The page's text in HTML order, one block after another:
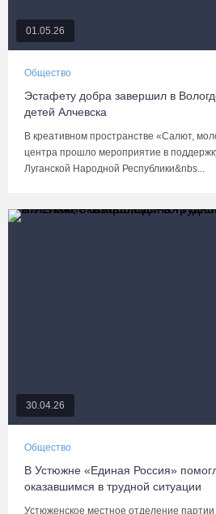
01.05.26
Общество
Эстафету добра завершил в
детей Алчевска
В креативном пространстве «Салют,
центра прошло мероприятие в
Луганской Народной Республики&nbs...
30.04.26
Общество
В Устюжне «Единая Россия»
оказавшимся в трудной ситуации
Устюженское местное отделение